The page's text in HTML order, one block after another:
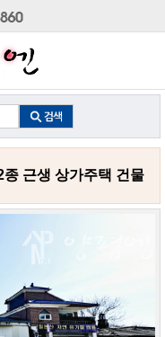
근생 상가주택 건물